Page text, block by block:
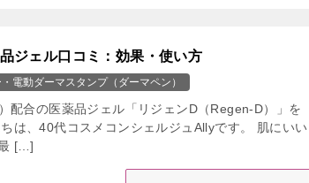
ジェル口コミ：効果・使い方
電動ダーマスタンプ（ダーマペン）
配合の医薬品ジェル「リジェンD（Regen-D）」を
は、40代コスメコンシェルジュAllyです。 肌にいい
[…]